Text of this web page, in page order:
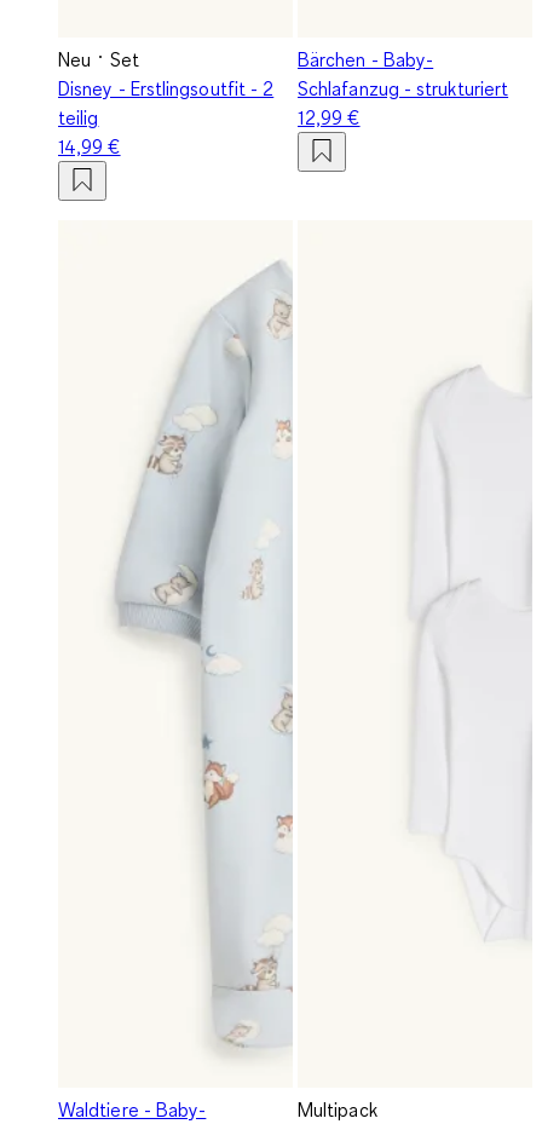
Neu
Set
Disney - Erstlingsoutfit - 2
teilig
14,99 €
Bärchen - Baby-
Schlafanzug - strukturiert
12,99 €
Waldtiere - Baby-
Multipack